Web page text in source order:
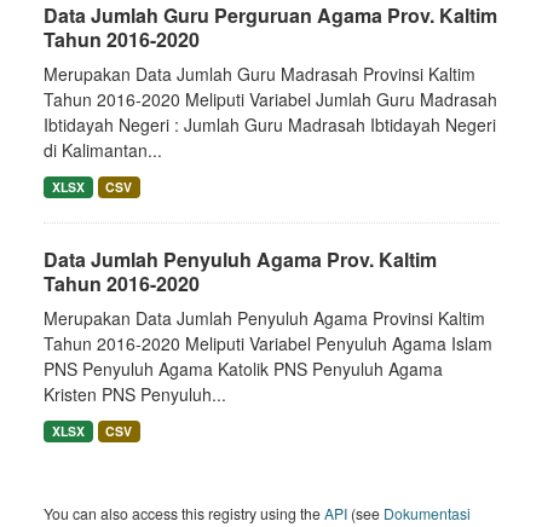
Data Jumlah Guru Perguruan Agama Prov. Kaltim
Tahun 2016-2020
Merupakan Data Jumlah Guru Madrasah Provinsi Kaltim
Tahun 2016-2020 Meliputi Variabel Jumlah Guru Madrasah
Ibtidayah Negeri : Jumlah Guru Madrasah Ibtidayah Negeri
di Kalimantan...
XLSX CSV
Data Jumlah Penyuluh Agama Prov. Kaltim
Tahun 2016-2020
Merupakan Data Jumlah Penyuluh Agama Provinsi Kaltim
Tahun 2016-2020 Meliputi Variabel Penyuluh Agama Islam
PNS Penyuluh Agama Katolik PNS Penyuluh Agama
Kristen PNS Penyuluh...
XLSX CSV
You can also access this registry using theAPI (see Dokumentasi